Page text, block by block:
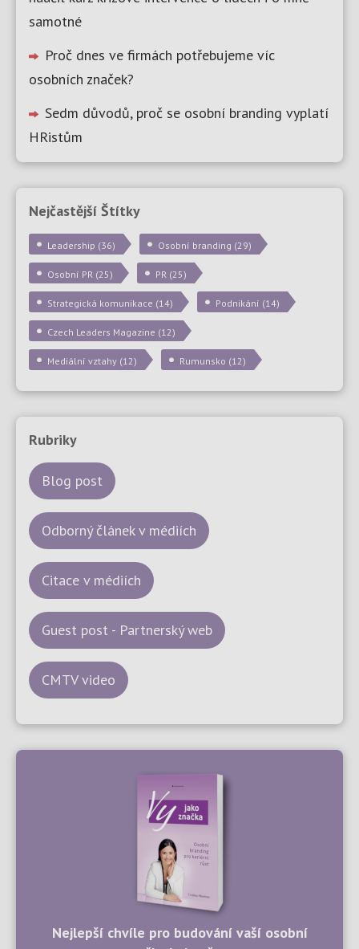
samotné
Proč dnes ve firmách potřebujeme víc
osobních značek?
Sedm důvodů, proč se osobní branding vyplatí
HRistům
Nejčastější Štítky
Leadership (36) Osobní branding (29)
Osobní PR (25) PR (25)
Strategická komunikace (14) Podnikání (14)
Czech Leaders Magazine (12)
Mediální vztahy (12) Rumunsko (12)
Rubriky
Blog post
Odborný článek v médiích
Citace v médiích
Guest post - Partnerský web
CMTV video
Nejlepší chvíle pro budování vaší osobní